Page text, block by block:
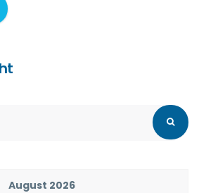
August 2026